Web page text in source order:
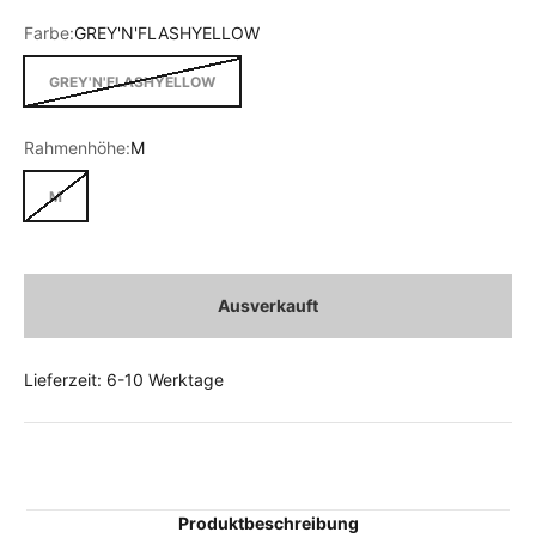
Farbe:GREY'N'FLASHYELLOW
GREY'N'FLASHYELLOW
Rahmenhöhe:M
M
Ausverkauft
Lieferzeit: 6-10 Werktage
Produktbeschreibung